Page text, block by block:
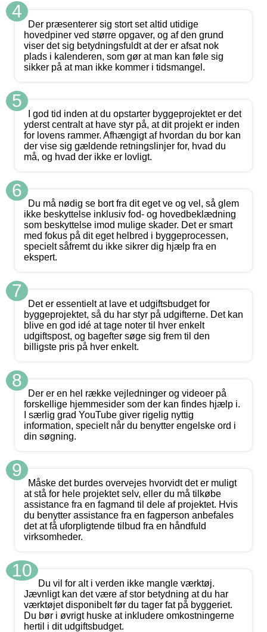
4
Der præsenterer sig stort set altid utidige
hovedpiner ved større opgaver, og af den grund
viser det sig betydningsfuldt at der er afsat nok
plads i kalenderen, som gør at man kan føle sig
sikker på at man ikke kommer i tidsmangel.
5
I god tid inden at du opstarter byggeprojektet er det
yderst centralt at have styr på, at dit projekt er inden
for lovens rammer. Afhængigt af hvordan du bor kan
der vise sig gældende retningslinjer for, hvad du
må, og hvad der ikke er lovligt.
6
Du må nødig se bort fra dit eget ve og vel, så glem
ikke beskyttelse inklusiv fod- og hovedbeklædning
som beskyttelse imod mulige skader. Det er smart
med fokus på dit eget helbred i byggeprocessen,
specielt såfremt du ikke sikrer dig hjælp fra en
ekspert.
7
Det er essentielt at lave et udgiftsbudget for
byggeprojektet, så du har styr på udgifterne. Det kan
blive en god idé at tage noter til hver enkelt
udgiftspost, og bagefter søge sig frem til den
billigste pris på hver enkelt.
8
Der er en hel række vejledninger og videoer på
forskellige hjemmesider som der kan findes hjælp i.
I særlig grad YouTube giver rigelig nyttig
information, specielt når du benytter engelske ord i
din søgning.
9
Måske det burdes overvejes hvorvidt det er muligt
at stå for hele projektet selv, eller du må tilkøbe
assistance fra en fagmand til dele af projektet. Hvis
du benytter assistance fra en fagperson anbefales
det at få uforpligtende tilbud fra en håndfuld
virksomheder.
10
Du vil for alt i verden ikke mangle værktøj.
Jævnligt kan det være af stor betydning at du har
værktøjet disponibelt før du tager fat på byggeriet.
Du bør i øvrigt huske at inkludere omkostningerne
hertil i dit udgiftsbudget.